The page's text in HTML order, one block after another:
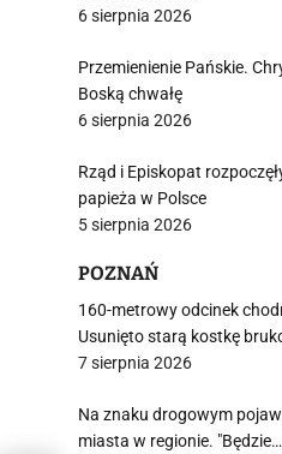
6 sierpnia 2026
Przemienienie Pańskie.
Boską chwałę
6 sierpnia 2026
Rząd i Episkopat
papieża w Polsce
5 sierpnia 2026
POZNAŃ
160-metrowy odcinek
Usunięto starą kostkę
7 sierpnia 2026
Na znaku drogowym
miasta w regionie. "Będzie…